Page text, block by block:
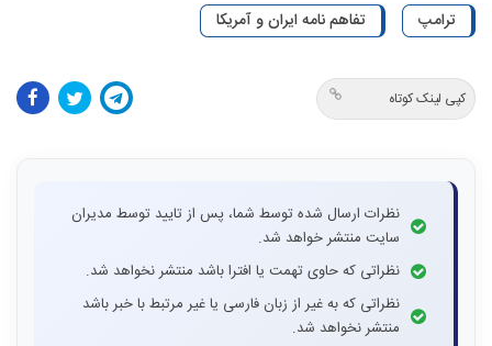
ترامپ تفاهم نامه ایران و آمریکا
کپی لینک کوتاه
نظرات ارسال شده توسط شما، پس از تایید توسط مدیران
سایت منتشر خواهد شد.
نظراتی که حاوی تهمت یا افترا باشد منتشر نخواهد شد.
نظراتی که به غیر از زبان فارسی یا غیر مرتبط با خبر باشد
منتشر نخواهد شد.